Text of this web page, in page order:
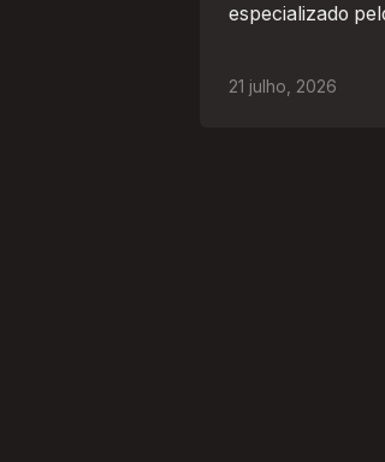
especializado
21 julho 2026